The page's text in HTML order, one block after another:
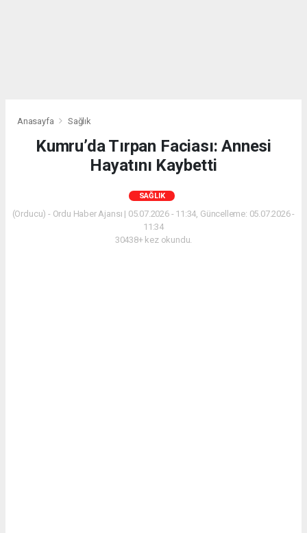
Anasayfa Sağlık
Kumru’da Tırpan Faciası: Annesi
Hayatını Kaybetti
SAĞLIK
(Orducu) - Ordu Haber Ajansı | 05.07.2026 - 11:34, Güncelleme: 05.07.2026 -
11:34
30438+ kez okundu.